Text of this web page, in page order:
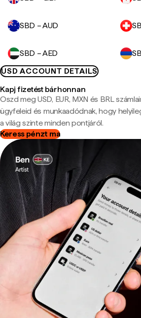
SBD – AUD
SBD – AED
USD ACCOUNT DETAILS
Kapj fizetést bárhonnan
Oszd meg USD, EUR, MXN és BRL
ügyfeleid és munkaadódnak, hogy
a világ szinte minden pontjáról.
Keress pénzt ma